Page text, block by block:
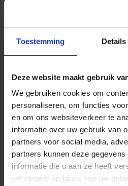
Toestemming Details
Deze website maakt gebruik
We gebruiken cookies om
personaliseren, om functies
en om ons websiteverkeer te
informatie over uw gebruik van
partners voor social media,
partners kunnen deze
informatie die u aan ze heeft
verzameld op basis van uw
scènes schakelen of een
de Casambi technologie is
eenvoudig te
(RAL7024).
In de verpakking is zowel
wipschakelaar (2 kanaals)
wipschakelaar (4 kanaals)
Advies of hulp nodig?